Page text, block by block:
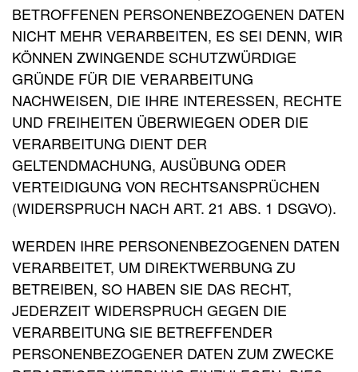
BETROFFENEN PERSONENBEZOGENEN DATEN
NICHT MEHR VERARBEITEN, ES SEI DENN, WIR
KÖNNEN ZWINGENDE SCHUTZWÜRDIGE
GRÜNDE FÜR DIE VERARBEITUNG
NACHWEISEN, DIE IHRE INTERESSEN, RECHTE
UND FREIHEITEN ÜBERWIEGEN ODER DIE
VERARBEITUNG DIENT DER
GELTENDMACHUNG, AUSÜBUNG ODER
VERTEIDIGUNG VON RECHTSANSPRÜCHEN
(WIDERSPRUCH NACH ART. 21 ABS. 1 DSGVO).
WERDEN IHRE PERSONENBEZOGENEN DATEN
VERARBEITET, UM DIREKTWERBUNG ZU
BETREIBEN, SO HABEN SIE DAS RECHT,
JEDERZEIT WIDERSPRUCH GEGEN DIE
VERARBEITUNG SIE BETREFFENDER
PERSONENBEZOGENER DATEN ZUM ZWECKE